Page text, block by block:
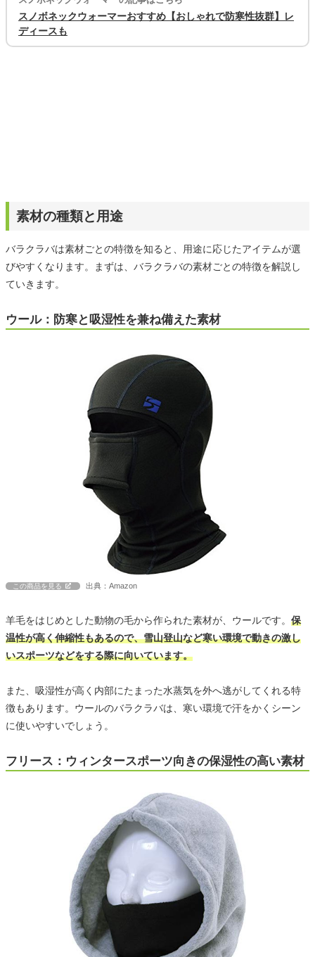
スノボネックウォーマーおすすめ【おしゃれで防寒性抜群】レ
ディースも
素材の種類と用途
バラクラバは素材ごとの特徴を知ると、用途に応じたアイテムが選
びやすくなります。まずは、バラクラバの素材ごとの特徴を解説し
ていきます。
ウール：防寒と吸湿性を兼ね備えた素材
この商品を見る 出典：Amazon
羊毛をはじめとした動物の毛から作られた素材が、ウールです。 保
温性が高く伸縮性もあるので、雪山登山など寒い環境で動きの激し
いスポーツなどをする際に向いています。
また、吸湿性が高く内部にたまった水蒸気を外へ逃がしてくれる特
徴もあります。ウールのバラクラバは、寒い環境で汗をかくシーン
に使いやすいでしょう。
フリース：ウィンタースポーツ向きの保湿性の高い素材